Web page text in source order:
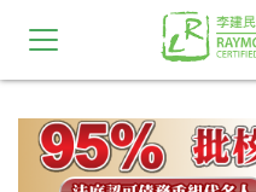
10,11,12,13,14,15,16,17,18,19,20